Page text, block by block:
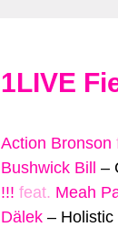
1LIVE
Action Bronson
Bushwick Bill –
!!! feat. Meah
Dälek – Holistic